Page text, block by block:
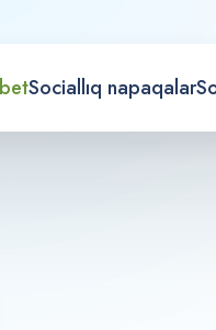
Sociallıq napaqalar